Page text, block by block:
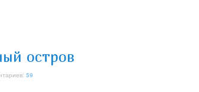
остров
59